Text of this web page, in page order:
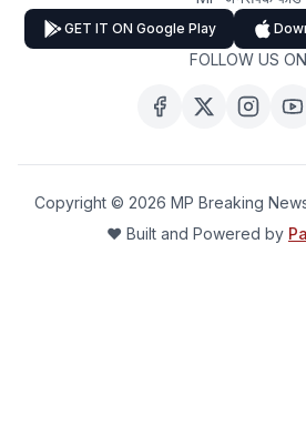
GET IT ON Google Play
FOLLOW US ON
Copyright © 2026 MP Breaking
❤️ Built and Powered by